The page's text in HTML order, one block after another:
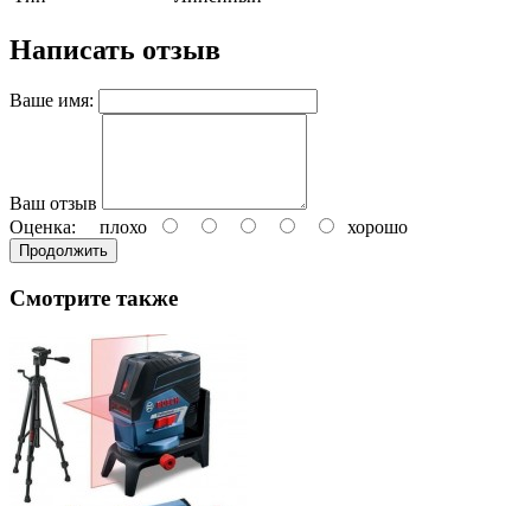
Написать отзыв
Ваше имя:
Ваш отзыв
Оценка: плохо хорошо
Продолжить
Смотрите также